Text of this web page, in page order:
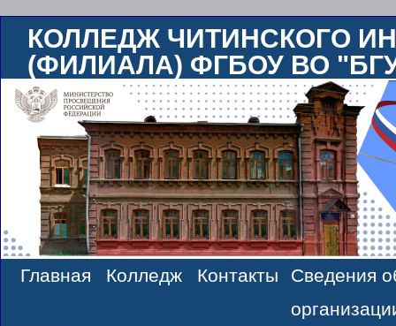
КОЛЛЕДЖ ЧИТИНСКОГО
(ФИЛИАЛА) ФГБОУ ВО
Skip
Главная Колледж Контакты
Сведения